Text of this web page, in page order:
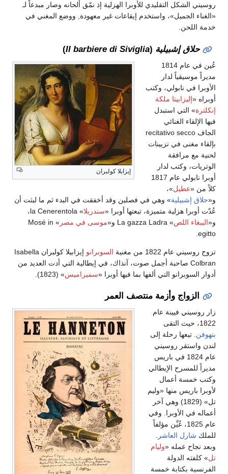
روسيني الشكل التقليدي للأوبرا الهزلية إذ نمّق ألحانه وصار مبدعاً لـ
«الغناء الجميل»، واستخدم إيقاعات غير معهودة, ووضع المغني في
خدمة اللحن.
حلاق إشبيلية (
Il barbiere di Siviglia
)
إيزابلا كولبران
عُين في عام 1814
مديراً موسيقياً لدار
الأوبرا في نابولي، وكتب
أوبراه «إليزابيتا ملكة
إنكلترة» التي استبدل
فيها الإلقاء الغنائي
الجاف recitativo secco
بإلقاء مغنى في تزيينات
لحنية مع مرافقة
الوتريات، وكتب لدار
أوبرا نابولي عام 1817
كلاً من «عطيل»،
و«حلاق إشبيلية» وهي في فصلين وقد أخفقت في البدء ثم ما لبثت أن
عُدّت أوبرا هزلية متميزة، تبعتها أوبرا «سندريلا
» la Cenerentola،
و«الببغاء اللص» La gazza Ladra و« موسى في مصر
» Mosé in
egitto.
تزوج روسيني عام 1822 من مغنية السوبرانو
إيزابيلا كولبران Isabella
Colbran صاحبة أجمل صوت، آنذاك، في إيطالية التي أدت العديد من
أدوار السوبرانو التي ألفها بما فيها أوبرا «سميراميس» (1823).
الزواج وأزمة منتصف العمر
زار روسيني فيينة عام
1822، حيث التقى
بتهوفن. تبعها رحلة إلى
لندن واستقر روسيني
عام 1824 في باريس
مديراً للمسرح الإيطالي
وكتب خمسة أعمال
لأوبرا باريس منها «وليم
تل» (1829) وهي آخر
أعماله في الأوبرا. وفي
عام 1825، عُيِّن مؤلفاً
للملك شارل العاشر .
وبعد نجاح عمله «وليام
تل» كلفته الدولة
الفرنسية بكتابة خمسة